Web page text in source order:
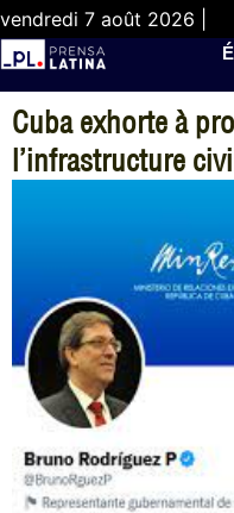
vendredi 7 août 2026 |
Cuba exhorte à
l’infrastructure